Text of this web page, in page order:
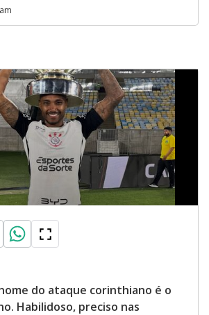
do ataque corinthiano é o
Habilidoso, preciso nas